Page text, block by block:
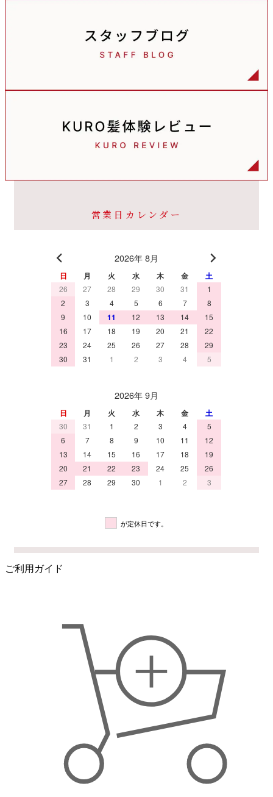
営業日カレンダー
2026年 8月
日 月 火 水 木 金 土
26 27 28 29 30 31
1
2
3 4 5 6 7
8
9
10 11 12 13 14
15
16
17 18 19 20 21
22
23
24 25 26 27 28
29
30
31 1 2 3 4 5
2026年 9月
日 月 火 水 木 金 土
30 31 1 2 3 4
5
6
7 8 9 10 11
12
13
14 15 16 17 18
19
20
21 22 23 24 25
26
27
28 29 30 1 2 3
が定休日です。
ご利用ガイド